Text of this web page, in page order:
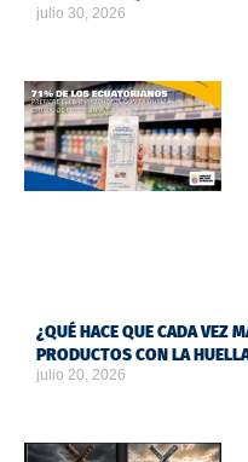
julio 30, 2026
¿QUÉ HACE QUE CADA VEZ
PRODUCTOS CON LA
julio 20, 2026